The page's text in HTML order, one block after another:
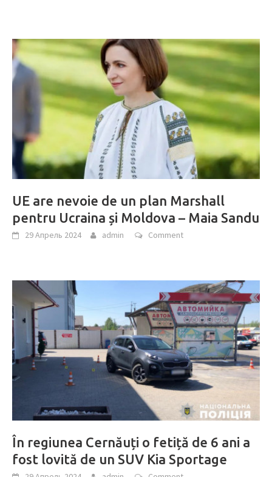
UE are nevoie de un plan Marshall
pentru Ucraina și Moldova – Maia Sandu
29 Апрель 2024 admin Comment
În regiunea Cernăuți o fetiță de 6 ani a
fost lovită de un SUV Kia Sportage